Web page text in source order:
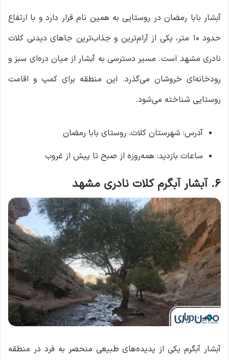
آبشار بابا رمضان در روستایی به همین نام قرار دارد و با ارتفاع
حدود ۱۰ متر، یکی از آرام‌ترین و جذاب‌ترین جاهای دیدنی کلات
نادری مشهد است. مسیر دسترسی به آبشار از میان دره‌ای سبز و
رودخانه‌ای خروشان می‌گذرد. این منطقه برای کمپ و اقامت
روستایی شناخته می‌شود.
آدرس: شهرستان کلات، روستای بابا رمضان
ساعات بازدید: همه‌روزه از صبح تا پیش از غروب
۶. آبشار آبگرم کلات نادری مشهد
آبشار آبگرم یکی از پدیده‌های طبیعی منحصر به ‌فرد در منطقه